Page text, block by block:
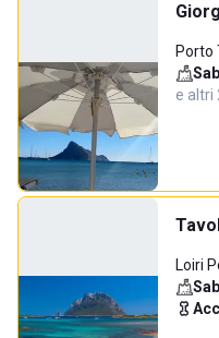
Porto
e altri
Loiri